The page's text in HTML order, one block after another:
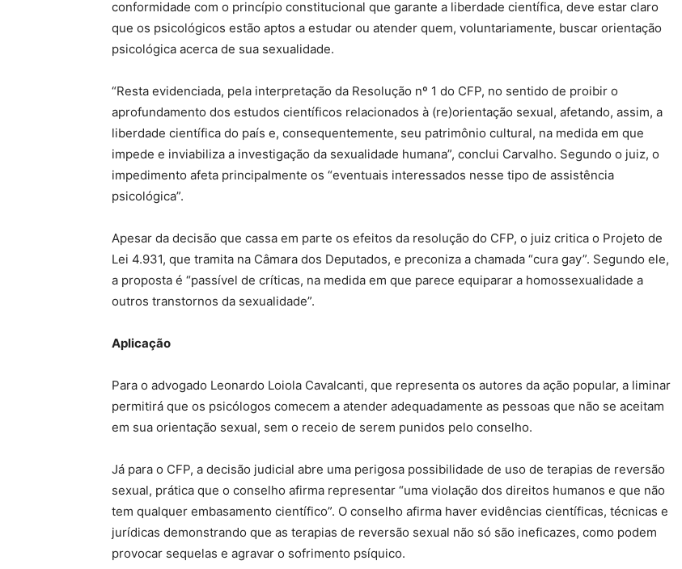
conformidade com o princípio constitucional que garante a liberdade científica, deve estar claro
que os psicológicos estão aptos a estudar ou atender quem, voluntariamente, buscar orientação
psicológica acerca de sua sexualidade.
“Resta evidenciada, pela interpretação da Resolução nº 1 do CFP, no sentido de proibir o
aprofundamento dos estudos científicos relacionados à (re)orientação sexual, afetando, assim, a
liberdade científica do país e, consequentemente, seu patrimônio cultural, na medida em que
impede e inviabiliza a investigação da sexualidade humana”, conclui Carvalho. Segundo o juiz, o
impedimento afeta principalmente os “eventuais interessados nesse tipo de assistência
psicológica”.
Apesar da decisão que cassa em parte os efeitos da resolução do CFP, o juiz critica o Projeto de
Lei 4.931, que tramita na Câmara dos Deputados, e preconiza a chamada “cura gay”. Segundo ele,
a proposta é “passível de críticas, na medida em que parece equiparar a homossexualidade a
outros transtornos da sexualidade”.
Aplicação
Para o advogado Leonardo Loiola Cavalcanti, que representa os autores da ação popular, a liminar
permitirá que os psicólogos comecem a atender adequadamente as pessoas que não se aceitam
em sua orientação sexual, sem o receio de serem punidos pelo conselho.
Já para o CFP, a decisão judicial abre uma perigosa possibilidade de uso de terapias de reversão
sexual, prática que o conselho afirma representar “uma violação dos direitos humanos e que não
tem qualquer embasamento científico”. O conselho afirma haver evidências científicas, técnicas e
jurídicas demonstrando que as terapias de reversão sexual não só são ineficazes, como podem
provocar sequelas e agravar o sofrimento psíquico.